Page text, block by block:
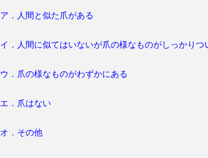
ア．人間と似た爪がある
イ．人間に似てはいないが爪の様なものがしっかりつ
ウ．爪の様なものがわずかにある
エ．爪はない
オ．その他